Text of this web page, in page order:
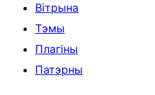
Вітрына
Тэмы
Плагіны
Патэрны